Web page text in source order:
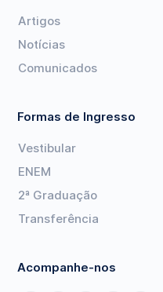
Artigos
Notícias
Comunicados
Formas de Ingresso
Vestibular
ENEM
2ª Graduação
Transferência
Acompanhe-nos